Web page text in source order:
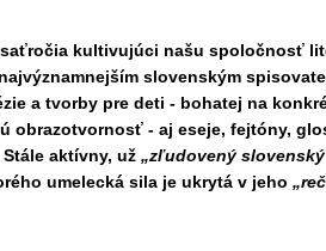
kultivujúci našu spoločnosť
slovenským
a tvorby pre deti - bohatej na
obrazotvornosť - aj eseje, fejtóny,
aktívny, už „zľudovený
umelecká sila je ukrytá v jeho